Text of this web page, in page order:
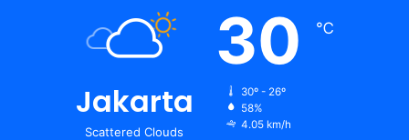
Jakarta
Scattered Clouds
30 ℃
30º - 26º
58%
4.05 km/h